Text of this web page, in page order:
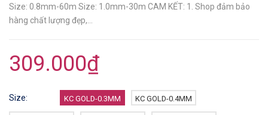
Size: 0.8mm-60m Size: 1.0mm-30m CAM KẾT: 1. Shop đảm bảo
hàng chất lượng đẹp,...
309.000₫
Size: KC GOLD-0.3MM KC GOLD-0.4MM